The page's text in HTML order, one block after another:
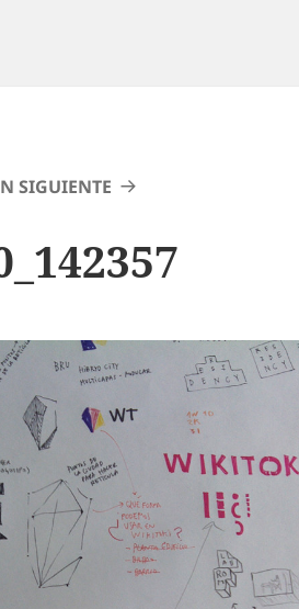
SIGUIENTE